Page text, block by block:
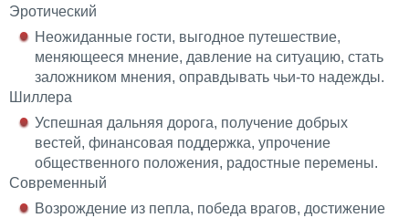
Эротический
Неожиданные гости, выгодное путешествие,
меняющееся мнение, давление на ситуацию, стать
заложником мнения, оправдывать чьи-то надежды.
Шиллера
Успешная дальняя дорога, получение добрых
вестей, финансовая поддержка, упрочение
общественного положения, радостные перемены.
Современный
Возрождение из пепла, победа врагов, достижение